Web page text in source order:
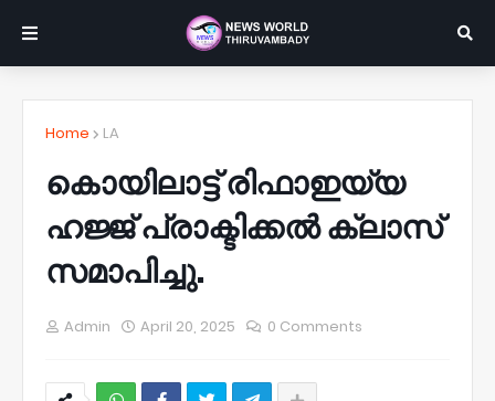
Home LA
കൊയിലാട്ട്‌ രിഫാഇയ്യ
ഹജ്ജ് പ്രാക്ടിക്കൽ ക്ലാസ്
സമാപിച്ചു.
Admin April 20, 2025 0 Comments